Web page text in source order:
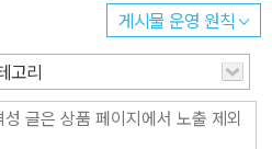
래식> 시리즈로다시 만나는 『소공
인 독자들에게도 고난 속에서 더욱 빛
지켜야 할 품위’에 대한 의미 있는
욱이 깔린 어느 겨울날, 이제 막 인도
게시물 운영 원칙
고리